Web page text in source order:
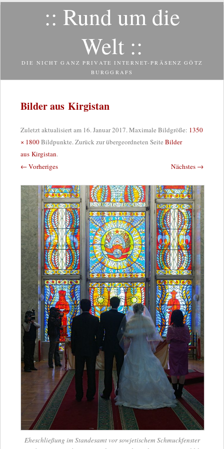
:: Rund um die
Welt ::
DIE NICHT GANZ PRIVATE INTERNET-PRÄSENZ GÖTZ
BURGGRAFS
Bilder aus Kirgistan
Zuletzt aktualisiert am 16. Januar 2017. Maximale Bildgröße: 1350
× 1800Bildpunkte. Zurück zur übergeordneten Seite Bilder
aus Kirgistan.
← Vorheriges
Nächstes →
Ehe­schlie­ßung im Stan­des­amt vor sowje­ti­schem Schmuck­fens­ter